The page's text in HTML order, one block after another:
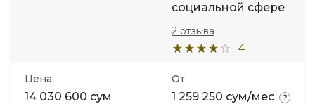
социальной сфере
4
2 отзыва
Цена
14 030 600 сум
От
1 259 250 сум/мес